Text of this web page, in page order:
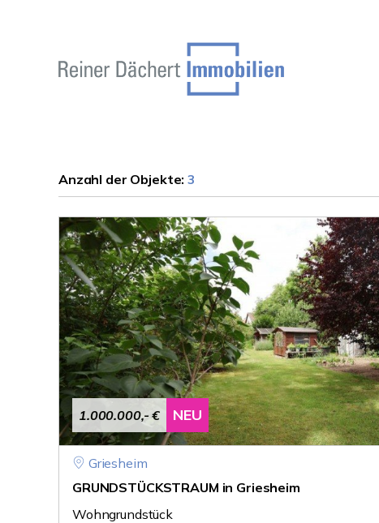
Anzahl der Objekte:3
1.000.000,- € NEU
Griesheim
GRUNDSTÜCKSTRAUM in Griesheim
Wohngrundstück